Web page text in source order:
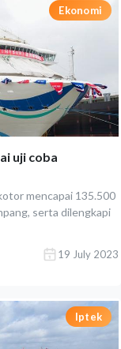
Ekonomi
uji coba
mencapai 135.500
serta dilengkapi
19 July 2023
Iptek